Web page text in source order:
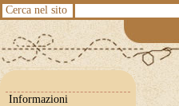
Cerca nel sito
Informazioni